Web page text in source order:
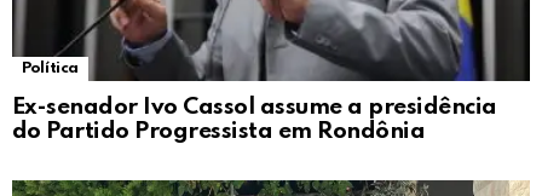
Política
Ex-senador Ivo Cassol assume a presidência
do Partido Progressista em Rondônia